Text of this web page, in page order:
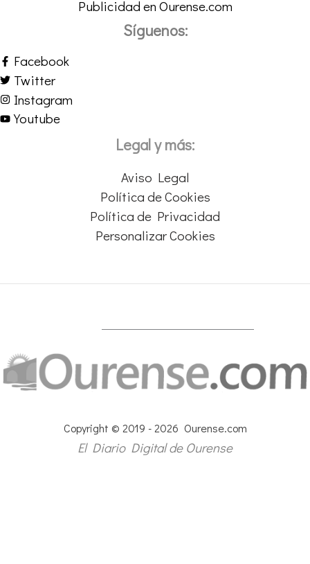
Publicidad en Ourense.com
Síguenos:
Facebook
Twitter
Instagram
Youtube
Legal y más:
Aviso Legal
Política de Cookies
Política de Privacidad
Personalizar Cookies
Copyright © 2019 - 2026 Ourense.com
El Diario Digital de Ourense